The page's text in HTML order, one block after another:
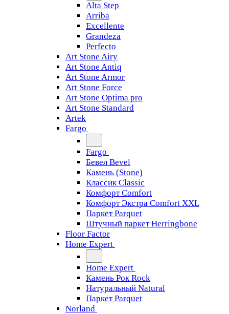
Alta Step
Arriba
Excellente
Grandeza
Perfecto
Art Stone Airy
Art Stone Antiq
Art Stone Armor
Art Stone Force
Art Stone Optima pro
Art Stone Standard
Artek
Fargo
Fargo
Бевел Bevel
Камень (Stone)
Классик Classic
Комфорт Comfort
Комфорт Экстра Comfort XXL
Паркет Parquet
Штучный паркет Herringbone
Floor Factor
Home Expert
Home Expert
Камень Рок Rock
Натуральный Natural
Паркет Parquet
Norland